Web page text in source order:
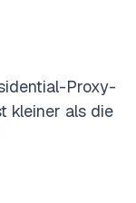
Proxy-
kleiner als die